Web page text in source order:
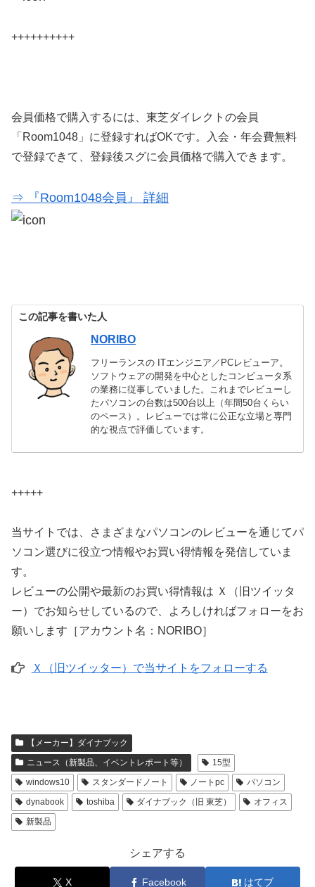
++++++++++
会員価格で購入するには、東芝ダイレクトの会員
「Room1048」に登録すればOKです。入会・年会費無料
で登録できて、登録後スグに会員価格で購入できます。
⇒ 『Room1048会員』 詳細
この記事を書いた人
NORIBO
フリーランスの ITエンジニア／PCレビューア。
ソフトウェアの開発を中心としたコンピュータ系
の業務に従事していました。これまでレビューし
たパソコンの台数は500台以上（年間50台くらい
のペース）。レビューでは常に公正な立場と専門
的な視点で評価しています。
+++++
当サイトでは、さまざまなパソコンのレビューを通じてパ
ソコン選びに役立つ情報やお買い得情報を発信していま
す。
レビューの公開や最新のお買い得情報は Ｘ（旧ツイッタ
ー）でお知らせしているので、よろしければフォローをお
願いします［アカウント名：NORIBO］
Ｘ（旧ツイッター）で当サイトをフォローする
【メーカー】ダイナブック
ニュース（新製品、イベントレポート等）
15型
windows10
スタンダードノート ノートpc
パソコン
dynabook
toshiba ダイナブック（旧 東芝）
オフィス
新製品
シェアする
X Facebook はてブ